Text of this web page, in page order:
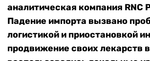
аналитическая компания RNC
Падение импорта вызвано
логистикой и приостановкой
продвижение своих лекарств